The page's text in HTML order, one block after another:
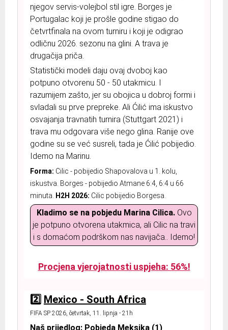
njegov servis-volejbol stil igre. Borges je
Portugalac koji je prošle godine stigao do
četvrtfinala na ovom turniru i koji je odigrao
odličnu 2026. sezonu na glini. A trava je
drugačija priča.
Statistički modeli daju ovaj dvoboj kao
potpuno otvorenu 50 - 50 utakmicu. I
razumijem zašto, jer su obojica u dobroj formi i
svladali su prve prepreke. Ali Ćilić ima iskustvo
osvajanja travnatih turnira (Stuttgart 2021) i
trava mu odgovara više nego glina. Ranije ove
godine su se već susreli, tada je Ćilić pobijedio.
Idemo na Marinu.
Forma: Cilic - pobijedio Shapovalova u 1. kolu,
iskustva. Borges - pobijedio Atmane 6:4, 6:4 u 66
minuta.
H2H 2026: Cilic pobijedio Borgesa.
Kladimo se na pobjedu Marina Cilica.Ovo
je potpuno otvorena utakmica, ali Cilic na travi
i s domaćom podrškom nas navijača.. Idemo!
Procjena vjerojatnosti uspjeha: 56%!
2️⃣ Mexico - South Africa
FIFA SP 2026, četvrtak, 11. lipnja - 21h
Naš prijedlog: Pobjeda Meksika (1)